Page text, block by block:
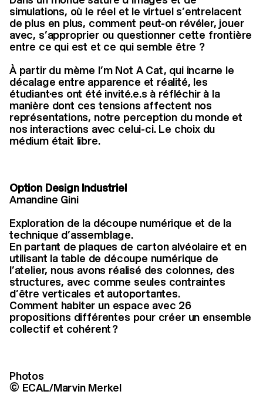
simulations, où le réel et le virtuel s’entrelacent
de plus en plus, comment peut-on révéler, jouer
avec, s’approprier ou questionner cette frontière
entre ce qui est et ce qui semble être ?
À partir du mème I’m Not A Cat, qui incarne le
décalage entre apparence et réalité, les
étudiant·es ont été invité.e.s à réfléchir à la
manière dont ces tensions affectent nos
représentations, notre perception du monde et
nos interactions avec celui-ci. Le choix du
médium était libre.
Option Design Industriel
Amandine Gini
Exploration de la découpe numérique et de la
technique d’assemblage.
En partant de plaques de carton alvéolaire et en
utilisant la table de découpe numérique de
l’atelier, nous avons réalisé des colonnes, des
structures, avec comme seules contraintes
d’être verticales et autoportantes.
Comment habiter un espace avec 26
propositions différentes pour créer un ensemble
collectif et cohérent ?
Photos
© ECAL/Marvin Merkel